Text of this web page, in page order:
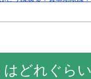
どれぐら